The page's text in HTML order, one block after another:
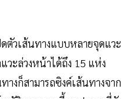
ตัวเส้นทางแบบหลายจุดแวะ
วะล่วงหน้าได้ถึง 15 แห่ง
งก็สามารถซิงค์เส้นทางจาก